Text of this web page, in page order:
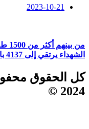
2023-10-21
الشهداء يرتقي إلى 4137 بالأراضي المحتلة
كل الحقوق
2024 ©